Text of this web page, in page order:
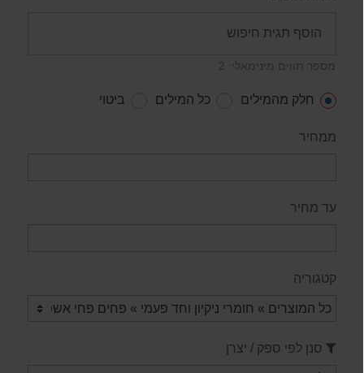
מספר תווים מינימאלי: 2
חלק מהמילים כל המילים ביטוי
ממחיר
עד מחיר
קטגוריה
סנן לפי ספק / יצרן